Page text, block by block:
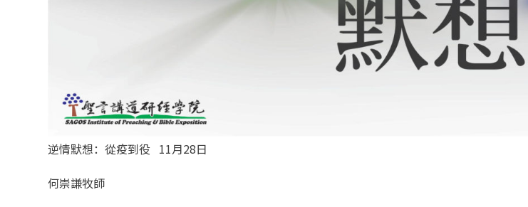
逆情默想：從疫到役 11月28日
何崇謙牧師